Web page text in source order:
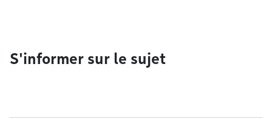
S'informer sur le sujet